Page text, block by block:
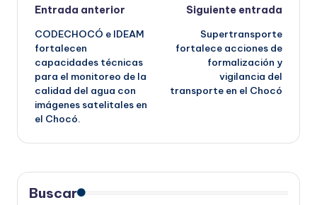
Navegación
de
entradas
Entrada anterior
CODECHOCÓ e IDEAM
fortalecen
capacidades técnicas
para el monitoreo de la
calidad del agua con
imágenes satelitales en
el Chocó.
Siguiente entrada
Supertransporte
fortalece acciones de
formalización y
vigilancia del
transporte en el Chocó
Buscar